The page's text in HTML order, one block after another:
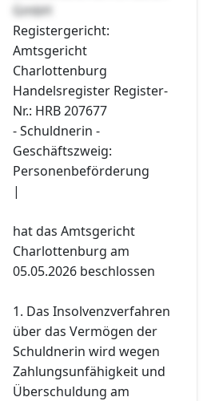
GmbH
Registergericht:
Amtsgericht
Charlottenburg
Handelsregister Register-
Nr.: HRB 207677
- Schuldnerin -
Geschäftszweig:
Personenbeförderung
|
hat das Amtsgericht
Charlottenburg am
05.05.2026 beschlossen
1. Das Insolvenzverfahren
über das Vermögen der
Schuldnerin wird wegen
Zahlungsunfähigkeit und
Überschuldung am